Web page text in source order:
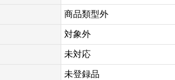
商品類型外
対象外
未対応
未登録品